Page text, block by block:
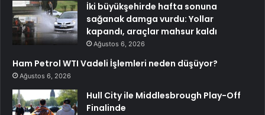
İki büyükşehirde hafta sonuna
sağanak damga vurdu: Yollar
kapandı, araçlar mahsur kaldı
Ağustos 6, 2026
Ham Petrol WTI Vadeli İşlemleri neden düşüyor?
Ağustos 6, 2026
Hull City ile Middlesbrough Play-Off
Finalinde